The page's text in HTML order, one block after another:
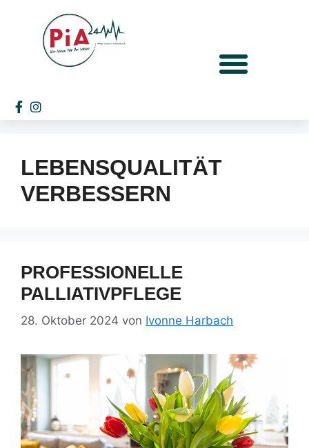
LEBENSQUALITÄT
VERBESSERN
PROFESSIONELLE
PALLIATIVPFLEGE
28. Oktober 2024 von Ivonne Harbach